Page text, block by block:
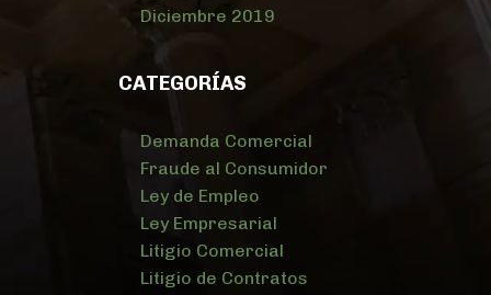
Diciembre 2019
CATEGORÍAS
Demanda Comercial
Fraude al Consumidor
Ley de Empleo
Ley Empresarial
Litigio Comercial
Litigio de Contratos